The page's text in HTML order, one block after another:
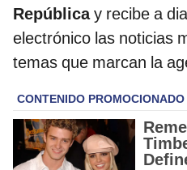
Repúblicay recibe a
electrónico las noticias
temas que marcan la